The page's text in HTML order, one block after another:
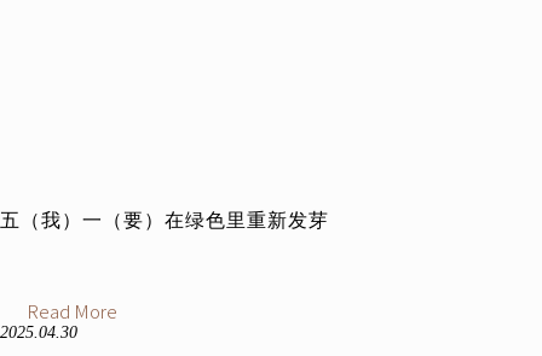
五（我）一（要）在绿色里重新发芽
2025.04.30
Read More